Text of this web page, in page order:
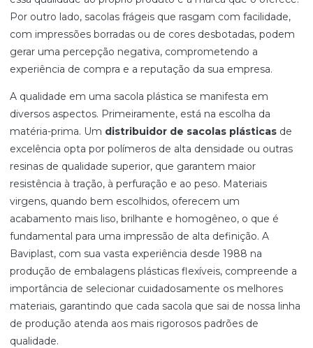
Por outro lado, sacolas frágeis que rasgam com facilidade,
com impressões borradas ou de cores desbotadas, podem
gerar uma percepção negativa, comprometendo a
experiência de compra e a reputação da sua empresa.
A qualidade em uma sacola plástica se manifesta em
diversos aspectos. Primeiramente, está na escolha da
matéria-prima. Um distribuidor de sacolas plásticas de
excelência opta por polímeros de alta densidade ou outras
resinas de qualidade superior, que garantem maior
resistência à tração, à perfuração e ao peso. Materiais
virgens, quando bem escolhidos, oferecem um
acabamento mais liso, brilhante e homogêneo, o que é
fundamental para uma impressão de alta definição. A
Baviplast, com sua vasta experiência desde 1988 na
produção de embalagens plásticas flexíveis, compreende a
importância de selecionar cuidadosamente os melhores
materiais, garantindo que cada sacola que sai de nossa linha
de produção atenda aos mais rigorosos padrões de
qualidade.